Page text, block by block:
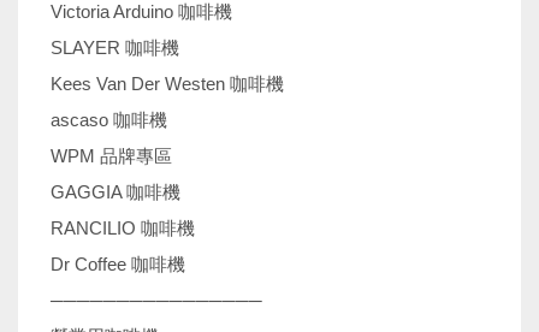
Victoria Arduino 咖啡機
SLAYER 咖啡機
Kees Van Der Westen 咖啡機
ascaso 咖啡機
WPM 品牌專區
GAGGIA 咖啡機
RANCILIO 咖啡機
Dr Coffee 咖啡機
────────────────